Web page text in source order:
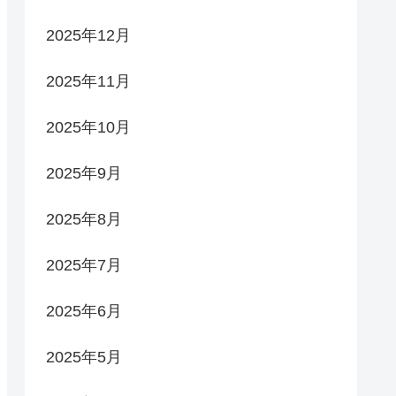
2025年12月
2025年11月
2025年10月
2025年9月
2025年8月
2025年7月
2025年6月
2025年5月